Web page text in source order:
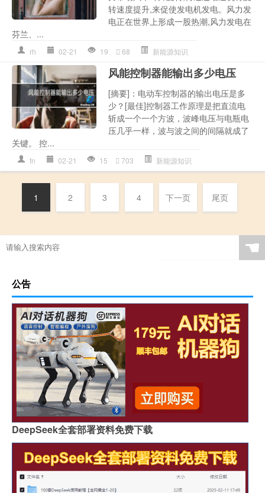
转速度提升,来促使发电机发电。风力发
电正在世界上形成一股热潮,风力发电在
芬兰、...
rh 02-21 19 68 新能源知识
风能控制器能输出多少电压
[摘要]：电动车控制器的输出电压是多
少？[最佳]控制器工作原理是把直流电
斩成一个一个方波，波峰电压与电瓶电
压几乎一样，波与波之间的间隔就成了
关键。 控...
fn 02-21 15 703 新能源知识
1 2 3 4 下一页 尾页
☚
公告
DeepSeek全套部署资料免费下载